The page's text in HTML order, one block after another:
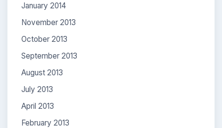
January 2014
November 2013
October 2013
September 2013
August 2013
July 2013
April 2013
February 2013